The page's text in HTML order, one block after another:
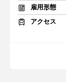
雇用形態
アクセス